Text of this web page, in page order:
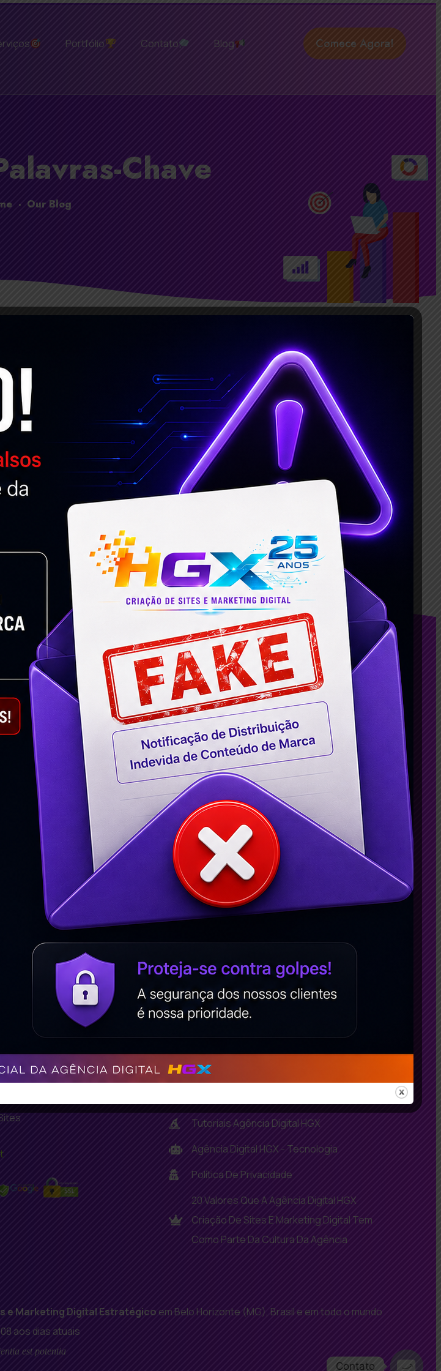
Portfólio Contato Blog Comece Agora!
Chave
- Our Blog
Email WhatsApp Telegram
Adwords
Page – Agência Digital
BH – Agência Digital
WordPress
– Agência Digital HGX
– Agência Digital HGX
Agência Digital HGX
– Agência Digital HGX
Digital em BH – Agência
Conteúdos
Agência de Google ADS em BH: Como
Contratar Serviços de Anúncio no
Google?
Criação de Sites: Porquê ter um site
para a sua empresa?
Como planejar o marketing de
conteúdo?
Agência Digital HGX - Design
Criação de Logomarca e Identidade
Visual – Contrate!
O que é uma Landing Page de E-
Commerce?
Tutoriais Agência Digital HGX
Agência Digital HGX - Tecnologia
Política De Privacidade
20 Valores Que A Agência Digital HGX
Criação De Sites E Marketing Digital Tem
Como Parte Da Cultura Da Agência
e Marketing Digital Estratégico em Belo Horizonte (MG), Brasil e em todo o mundo
aos dias atuais
est potentia
Contato